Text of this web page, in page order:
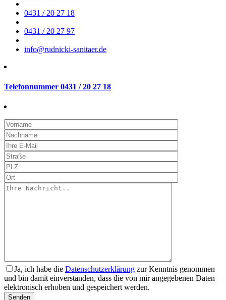
0431 / 20 27 18
0431 / 20 27 97
info@rudnicki-sanitaer.de
Telefonnummer 0431 / 20 27 18
Ja, ich habe die Datenschutzerklärung zur Kenntnis genommen
und bin damit einverstanden, dass die von mir angegebenen Daten
elektronisch erhoben und gespeichert werden.